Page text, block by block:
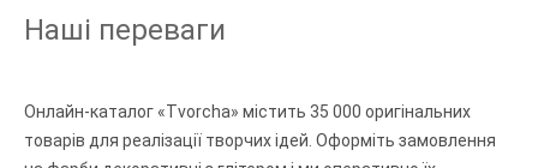
Наші переваги
Онлайн-каталог «Tvorcha» містить 35 000 оригінальних
товарів для реалізації творчих ідей. Оформіть замовлення